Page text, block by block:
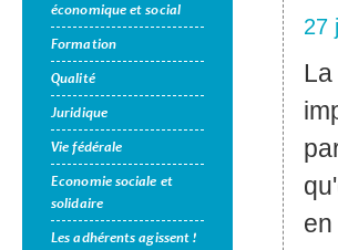
économique et social
Formation
Qualité
Juridique
Vie fédérale
Economie sociale et
solidaire
Les adhérents agissent !
27